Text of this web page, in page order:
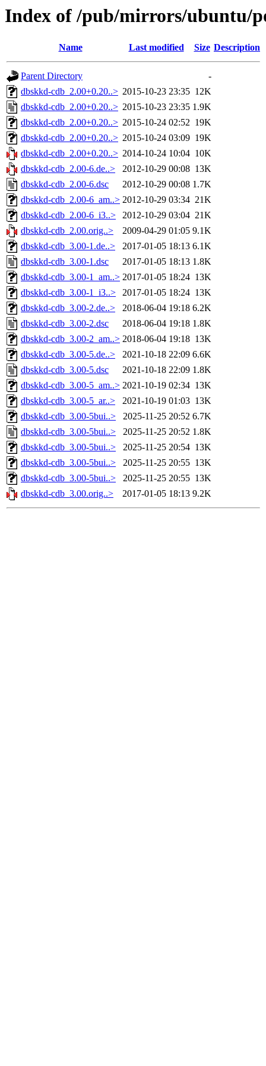
Index of /pub/mirrors/ubuntu/
Name Last modified Size Description
Parent Directory
-
dbskkd-cdb_2.00+0.20..> 2015-10-23 23:35 12K
dbskkd-cdb_2.00+0.20..> 2015-10-23 23:35 1.9K
dbskkd-cdb_2.00+0.20..> 2015-10-24 02:52 19K
dbskkd-cdb_2.00+0.20..> 2015-10-24 03:09 19K
dbskkd-cdb_2.00+0.20..> 2014-10-24 10:04 10K
dbskkd-cdb_2.00-6.de..>
2012-10-29 00:08 13K
dbskkd-cdb_2.00-6.dsc
2012-10-29 00:08 1.7K
dbskkd-cdb_2.00-6_am..> 2012-10-29 03:34 21K
dbskkd-cdb_2.00-6_i3..>
2012-10-29 03:04 21K
dbskkd-cdb_2.00.orig..>
2009-04-29 01:05 9.1K
dbskkd-cdb_3.00-1.de..>
2017-01-05 18:13 6.1K
dbskkd-cdb_3.00-1.dsc
2017-01-05 18:13 1.8K
dbskkd-cdb_3.00-1_am..> 2017-01-05 18:24 13K
dbskkd-cdb_3.00-1_i3..>
2017-01-05 18:24 13K
dbskkd-cdb_3.00-2.de..>
2018-06-04 19:18 6.2K
dbskkd-cdb_3.00-2.dsc
2018-06-04 19:18 1.8K
dbskkd-cdb_3.00-2_am..> 2018-06-04 19:18 13K
dbskkd-cdb_3.00-5.de..>
2021-10-18 22:09 6.6K
dbskkd-cdb_3.00-5.dsc
2021-10-18 22:09 1.8K
dbskkd-cdb_3.00-5_am..> 2021-10-19 02:34 13K
dbskkd-cdb_3.00-5_ar..>
2021-10-19 01:03 13K
dbskkd-cdb_3.00-5bui..>
2025-11-25 20:52 6.7K
dbskkd-cdb_3.00-5bui..>
2025-11-25 20:52 1.8K
dbskkd-cdb_3.00-5bui..>
2025-11-25 20:54 13K
dbskkd-cdb_3.00-5bui..>
2025-11-25 20:55 13K
dbskkd-cdb_3.00-5bui..>
2025-11-25 20:55 13K
dbskkd-cdb_3.00.orig..>
2017-01-05 18:13 9.2K